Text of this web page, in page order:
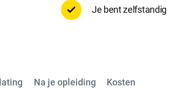
Je bent zelfstandig
Na je opleiding Kosten